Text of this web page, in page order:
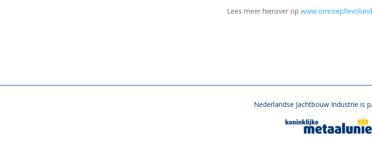
Lees meer hierover op
Nederlandse Jachtbouw Industrie is